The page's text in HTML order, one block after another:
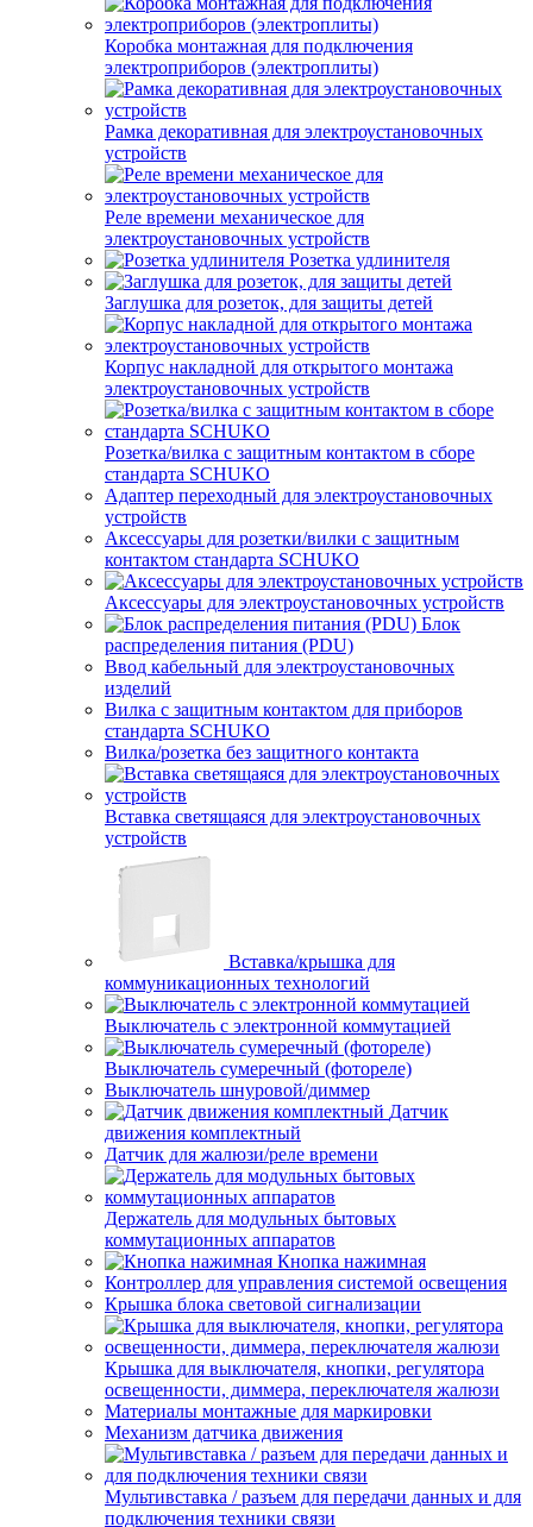
Коробка монтажная для подключения
электроприборов (электроплиты)
Рамка декоративная для электроустановочных
устройств
Реле времени механическое для
электроустановочных устройств
Розетка удлинителя
Заглушка для розеток, для защиты детей
Корпус накладной для открытого монтажа
электроустановочных устройств
Розетка/вилка с защитным контактом в сборе
стандарта SCHUKO
Адаптер переходный для электроустановочных
устройств
Аксессуары для розетки/вилки с защитным
контактом стандарта SCHUKO
Аксессуары для электроустановочных устройств
Блок
распределения питания (PDU)
Ввод кабельный для электроустановочных
изделий
Вилка с защитным контактом для приборов
стандарта SCHUKO
Вилка/розетка без защитного контакта
Вставка светящаяся для электроустановочных
устройств
Вставка/крышка для
коммуникационных технологий
Выключатель с электронной коммутацией
Выключатель сумеречный (фотореле)
Выключатель шнуровой/диммер
Датчик
движения комплектный
Датчик для жалюзи/реле времени
Держатель для модульных бытовых
коммутационных аппаратов
Кнопка нажимная
Контроллер для управления системой освещения
Крышка блока световой сигнализации
Крышка для выключателя, кнопки, регулятора
освещенности, диммера, переключателя жалюзи
Материалы монтажные для маркировки
Механизм датчика движения
Мультивставка / разъем для передачи данных и для
подключения техники связи